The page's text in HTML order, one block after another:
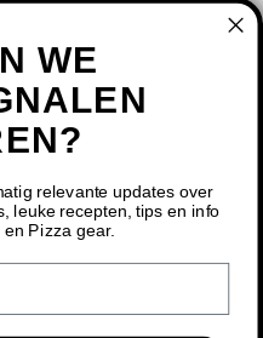
ONZE WEBSITE, GA JE
VAN COOKIES OM ONZE
WE
relevante updates over
leuke recepten, tips en info
Pizza gear.